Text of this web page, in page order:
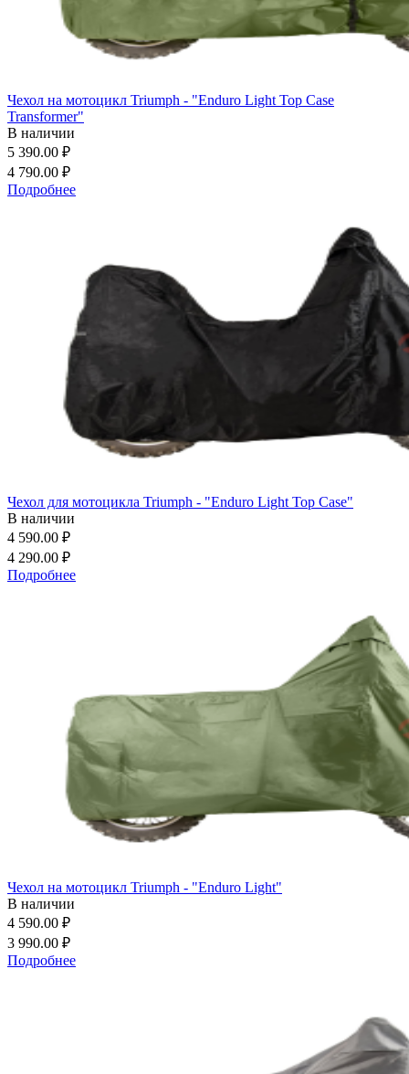
Чехол на мотоцикл Triumph - "Enduro Light Top Case
Transformer"
В наличии
5 390.00 ₽
4 790.00 ₽
Подробнее
Чехол для мотоцикла Triumph - "Enduro Light Top Case"
В наличии
4 590.00 ₽
4 290.00 ₽
Подробнее
Чехол на мотоцикл Triumph - "Enduro Light"
В наличии
4 590.00 ₽
3 990.00 ₽
Подробнее